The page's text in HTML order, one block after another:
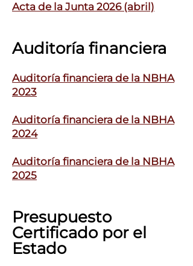
Acta de la Junta 2026 (abril)
Auditoría financiera
Auditoría financiera de la NBHA
2023
Auditoría financiera de la NBHA
2024
Auditoría financiera de la NBHA
2025
Presupuesto
Certificado por el
Estado